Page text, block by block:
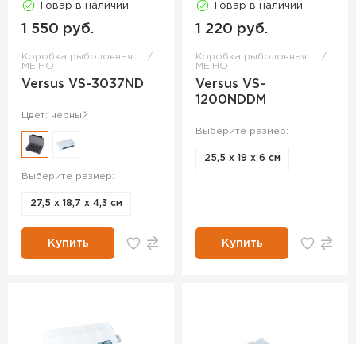
Товар в наличии
1 550 руб.
Коробка рыболовная
MEIHO
Versus VS-3037ND
Цвет: черный
Выберите размер:
27,5 х 18,7 х 4,3 см
Купить
Товар в наличии
1 220 руб.
Коробка рыболовная
MEIHO
Versus VS-
1200NDDM
Выберите размер:
25,5 х 19 х 6 см
Купить